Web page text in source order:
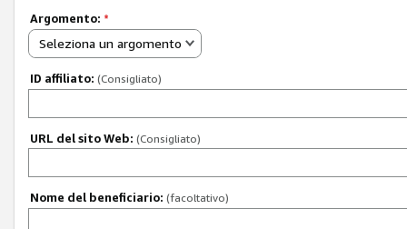
Argomento: *
Seleziona un argomento
ID affiliato: (Consigliato)
URL del sito Web: (Consigliato)
Nome del beneficiario: (facoltativo)